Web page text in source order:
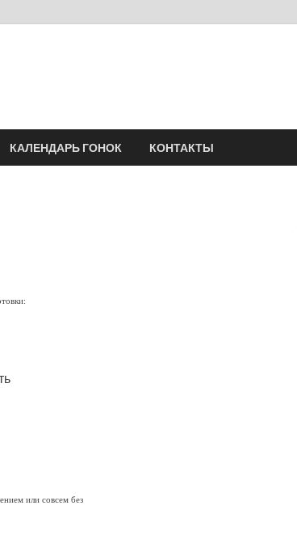
КАЛЕНДАРЬ ГОНОК КОНТАКТЫ
или совсем без